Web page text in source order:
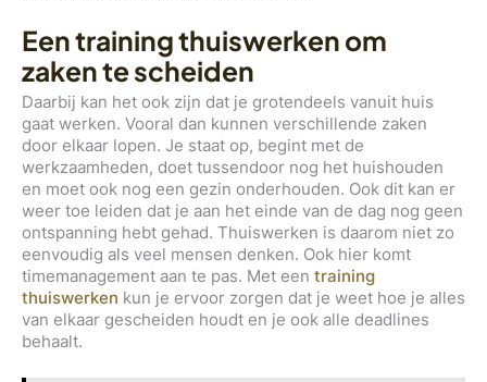
Een training thuiswerken om
zaken te scheiden
Daarbij kan het ook zijn dat je grotendeels vanuit huis
gaat werken. Vooral dan kunnen verschillende zaken
door elkaar lopen. Je staat op, begint met de
werkzaamheden, doet tussendoor nog het huishouden
en moet ook nog een gezin onderhouden. Ook dit kan er
weer toe leiden dat je aan het einde van de dag nog geen
ontspanning hebt gehad. Thuiswerken is daarom niet zo
eenvoudig als veel mensen denken. Ook hier komt
timemanagement aan te pas. Met een training
thuiswerken kun je ervoor zorgen dat je weet hoe je alles
van elkaar gescheiden houdt en je ook alle deadlines
behaalt.